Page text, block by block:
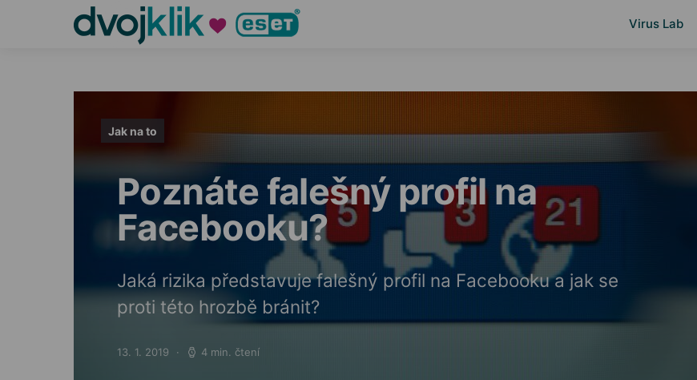
Virus Lab
Jak na to
Poznáte falešný profil na
Facebooku?
Jaká rizika představuje falešný profil na Facebooku a jak se
proti této hrozbě bránit?
Posted on
13. 1. 2019 4 min. čtení